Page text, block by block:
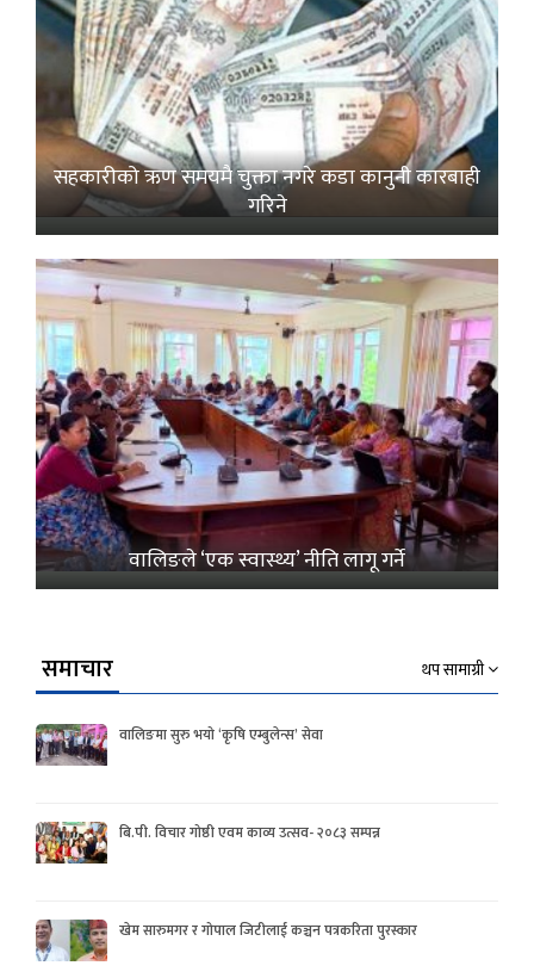
सहकारीको ऋण समयमै चुक्ता नगरे कडा कानुनी कारबाही
गरिने
वालिङले ‘एक स्वास्थ्य’ नीति लागू गर्ने
समाचार थप सामाग्री
वालिङमा सुरु भयो ‘कृषि एम्बुलेन्स’ सेवा
बि.पी. विचार गोष्ठी एवम काव्य उत्सव- २०८३ सम्पन्न
खेम सारुमगर र गोपाल जिटीलाई कञ्चन पत्रकरिता पुरस्कार